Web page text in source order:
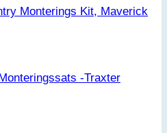
Monterings Kit, Maverick